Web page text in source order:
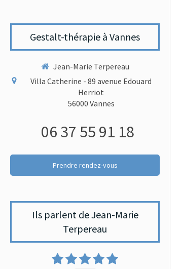
Gestalt-thérapie à Vannes
Jean-Marie Terpereau
Villa Catherine - 89 avenue Edouard
Herriot
56000 Vannes
06 37 55 91 18
Prendre rendez-vous
Ils parlent de Jean-Marie
Terpereau